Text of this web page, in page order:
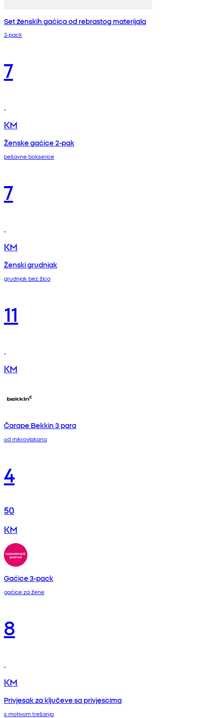
Set ženskih gaćica od rebrastog materijala
2-pack
7
KM
Ženske gaćice 2-pak
bešavne bokserice
7
KM
Ženski grudnjak
grudnjak bez žica
11
KM
Čarape Bekkin 3 para
od mikrovlakana
4
50
KM
Gaćice 3-pack
gaćice za žene
8
KM
Privjesak za ključeve sa privjescima
s motivom trešanja